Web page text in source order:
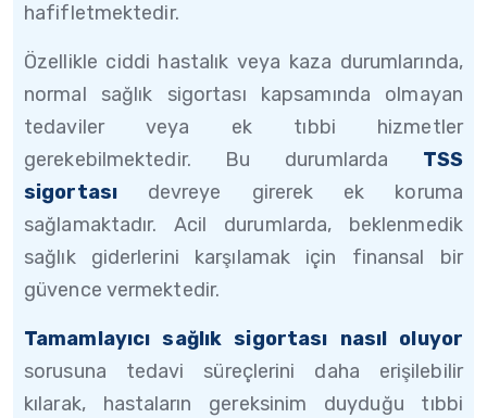
hafifletmektedir.
Özellikle ciddi hastalık veya kaza durumlarında,
normal sağlık sigortası kapsamında olmayan
tedaviler veya ek tıbbi hizmetler
gerekebilmektedir. Bu durumlarda TSS
sigortasıdevreye girerek ek koruma
sağlamaktadır. Acil durumlarda, beklenmedik
sağlık giderlerini karşılamak için finansal bir
güvence vermektedir.
Tamamlayıcı sağlık sigortası nasıl oluyor
sorusuna tedavi süreçlerini daha erişilebilir
kılarak, hastaların gereksinim duyduğu tıbbi